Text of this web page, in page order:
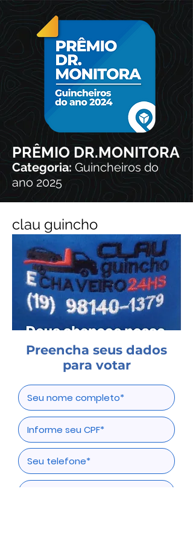
PRÊMIO DR.MONITORA
Categoria: Guincheiros do
ano 2025
clau guincho
Preencha seus dados
para votar